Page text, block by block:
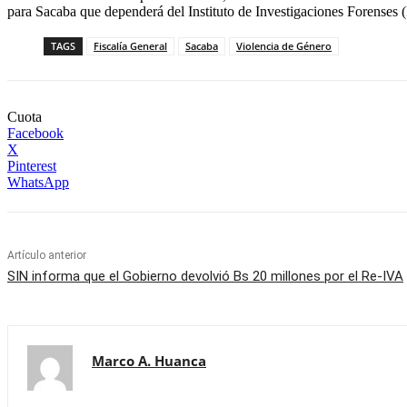
para Sacaba que dependerá del Instituto de Investigaciones Forenses
TAGS Fiscalía General Sacaba Violencia de Género
Cuota
Facebook
X
Pinterest
WhatsApp
Artículo anterior
SIN informa que el Gobierno devolvió Bs 20 millones por el Re-IVA
Marco A. Huanca